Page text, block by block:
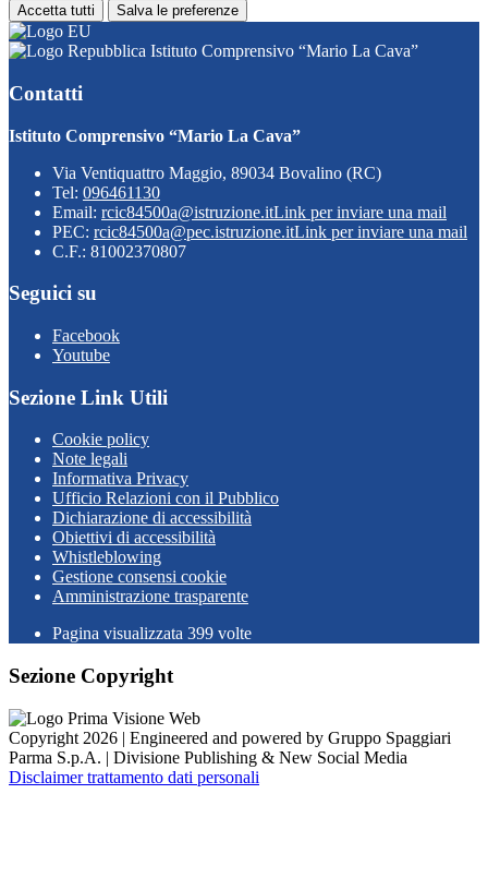
Accetta tutti Salva le preferenze
Istituto Comprensivo “Mario La Cava”
Contatti
Istituto Comprensivo “Mario La Cava”
Via Ventiquattro Maggio, 89034 Bovalino (RC)
Tel: 096461130
Email: rcic84500a@istruzione.itLink per inviare una mail
PEC: rcic84500a@pec.istruzione.itLink per inviare una mail
C.F.: 81002370807
Seguici su
Facebook
Youtube
Sezione Link Utili
Cookie policy
Note legali
Informativa Privacy
Ufficio Relazioni con il Pubblico
Dichiarazione di accessibilità
Obiettivi di accessibilità
Whistleblowing
Gestione consensi cookie
Amministrazione trasparente
Pagina visualizzata 399 volte
Sezione Copyright
Copyright 2026 | Engineered and powered by Gruppo Spaggiari
Parma S.p.A. | Divisione Publishing & New Social Media
Disclaimer trattamento dati personali